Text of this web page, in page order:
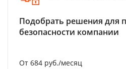
Подобрать решения для
безопасности компании
От 684 руб./месяц